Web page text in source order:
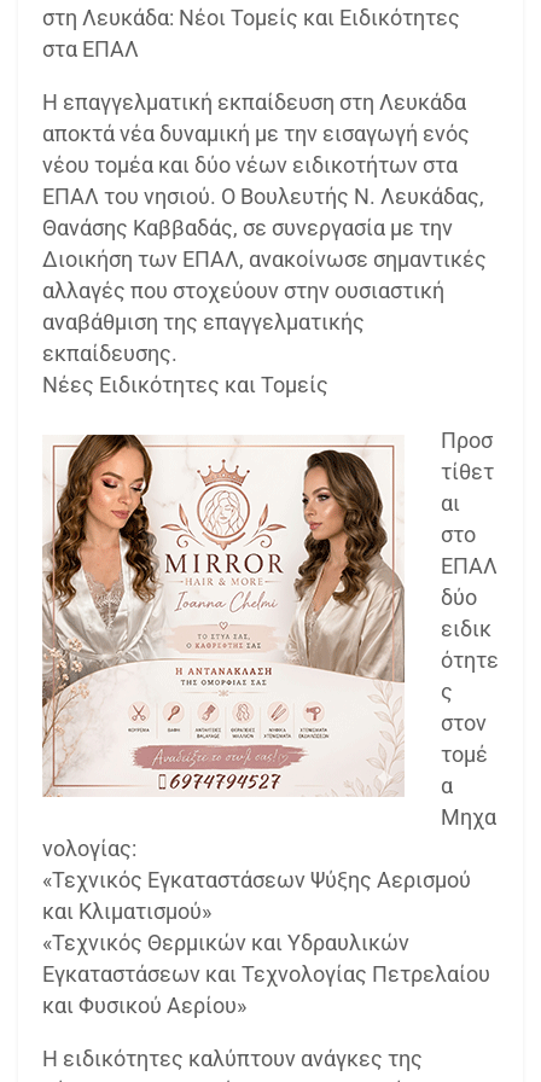
στη Λευκάδα: Νέοι Τομείς και Ειδικότητες
στα ΕΠΑΛ
Η επαγγελματική εκπαίδευση στη Λευκάδα
αποκτά νέα δυναμική με την εισαγωγή ενός
νέου τομέα και δύο νέων ειδικοτήτων στα
ΕΠΑΛ του νησιού. Ο Βουλευτής Ν. Λευκάδας,
Θανάσης Καββαδάς, σε συνεργασία με την
Διοικήση των ΕΠΑΛ, ανακοίνωσε σημαντικές
αλλαγές που στοχεύουν στην ουσιαστική
αναβάθμιση της επαγγελματικής
εκπαίδευσης.
Νέες Ειδικότητες και Τομείς
Προσ
τίθετ
αι
στο
ΕΠΑΛ
δύο
ειδικ
ότητε
ς
στον
τομέ
α
Μηχα
νολογίας:
«Τεχνικός Εγκαταστάσεων Ψύξης Αερισμού
και Κλιματισμού»
«Τεχνικός Θερμικών και Υδραυλικών
Εγκαταστάσεων και Τεχνολογίας Πετρελαίου
και Φυσικού Αερίου»
Η ειδικότητες καλύπτουν ανάγκες της